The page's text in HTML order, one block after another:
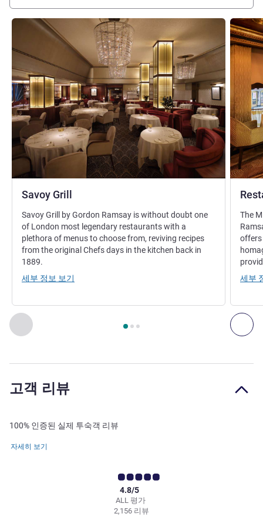
이전 - 레스토랑 다
3/ 페이지 , 레스토랑 1 : Savoy Grill , 레스토랑 2 : Restaurant
Savoy Grill
세부 정보 보기
Savoy Grill by Gordon Ramsay is without doubt one
of London most legendary restaurants with a
plethora of menus to choose from, reviving recipes
from the original Chefs days in the kitchen back in
1889.
세부 정보 보기
세부 정
The
offers
세부
고객 리뷰
100% 인증된 실제 투숙객 리뷰
자세히 보기
ALL 평가
4.8/5
2,156 리뷰